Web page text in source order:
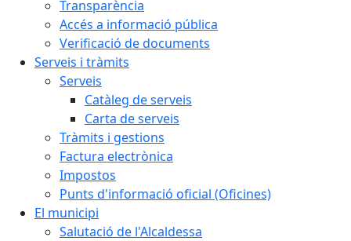
Transparència
Accés a informació pública
Verificació de documents
Serveis i tràmits
Serveis
Catàleg de serveis
Carta de serveis
Tràmits i gestions
Factura electrònica
Impostos
Punts d'informació oficial (Oficines)
El municipi
Salutació de l'Alcaldessa